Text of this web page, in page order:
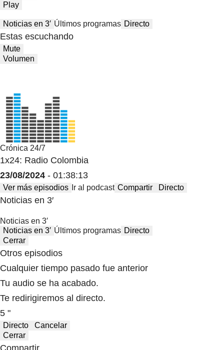
Play
Noticias en 3′ Últimos programas Directo
Estas escuchando
Mute
Volumen
Crónica 24/7
1x24: Radio Colombia
23/08/2024 - 01:38:13
Ver más episodios Ir al podcast Compartir Directo
Noticias en 3′
Noticias en 3′
Noticias en 3′ Últimos programas Directo
Cerrar
Otros episodios
Cualquier tiempo pasado fue anterior
Tu audio se ha acabado.
Te redirigiremos al directo.
5 "
Directo
Cancelar
Cerrar